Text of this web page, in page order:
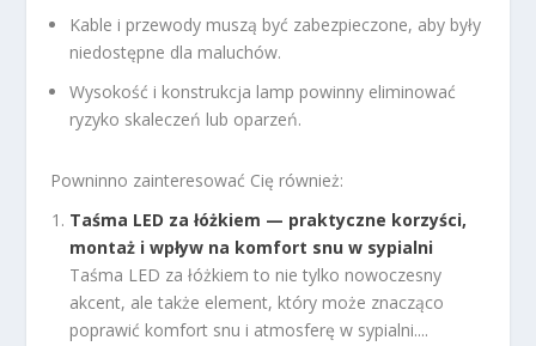
Kable i przewody muszą być zabezpieczone, aby były
niedostępne dla maluchów.
Wysokość i konstrukcja lamp powinny eliminować
ryzyko skaleczeń lub oparzeń.
Powninno zainteresować Cię również:
Taśma LED za łóżkiem — praktyczne korzyści,
montaż i wpływ na komfort snu w sypialni
Taśma LED za łóżkiem to nie tylko nowoczesny
akcent, ale także element, który może znacząco
poprawić komfort snu i atmosferę w sypialni....